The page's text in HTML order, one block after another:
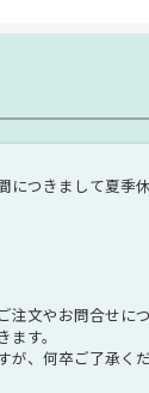
につきまして夏季
注文やお問合せに
す。
が、何卒ご了承く